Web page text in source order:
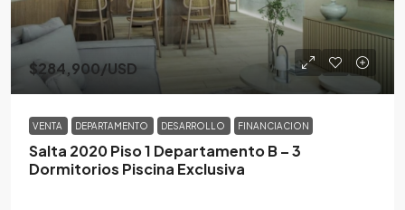
$284,900/USD
VENTA DEPARTAMENTO DESARROLLO FINANCIACION
Salta 2020 Piso 1 Departamento B – 3
Dormitorios Piscina Exclusiva